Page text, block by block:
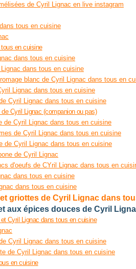
de Cyril Lignac en live instagram
tous en cuisine
en cuisine
dans tous en cuisine
dans tous en cuisine
blanc de Cyril Lignac dans tous en
Lignac dans tous en cuisine
Cyril Lignac dans tous en cuisine
Cyril Lignac (companion ou pas)
de Cyril Lignac dans tous en cuisine
de Cyril Lignac dans tous en cuisine
de Cyril Lignac dans tous en cuisine
de Cyril Lignac
d'oeufs de CYril Lignac dans tous en
dans tous en cuisine
dans tous en cuisine
griottes de Cyril Lignac dans
aux épices douces de Cyril
Cyril Lignac dans tous en cuisine
Cyril Lignac dans tous en cuisine
de Cyril Lignac dans tous en cuisine
en cuisine